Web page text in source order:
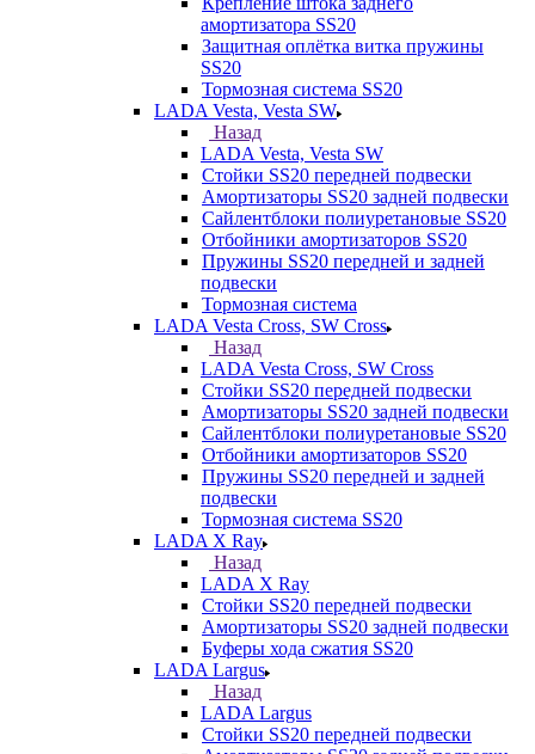
амортизатора SS20
Защитная оплётка витка пружины
SS20
Тормозная система SS20
LADA Vesta, Vesta SW
Назад
LADA Vesta, Vesta SW
Стойки SS20 передней подвески
Амортизаторы SS20 задней подвески
Сайлентблоки полиуретановые SS20
Отбойники амортизаторов SS20
Пружины SS20 передней и задней
подвески
Тормозная система
LADA Vesta Cross, SW Cross
Назад
LADA Vesta Cross, SW Cross
Стойки SS20 передней подвески
Амортизаторы SS20 задней подвески
Сайлентблоки полиуретановые SS20
Отбойники амортизаторов SS20
Пружины SS20 передней и задней
подвески
Тормозная система SS20
LADA X Ray
Назад
LADA X Ray
Стойки SS20 передней подвески
Амортизаторы SS20 задней подвески
Буферы хода сжатия SS20
LADA Largus
Назад
LADA Largus
Стойки SS20 передней подвески